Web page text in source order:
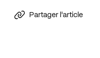
Partager l'article